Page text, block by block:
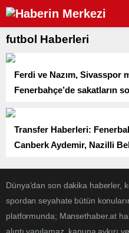
futbol Haberleri
Ferdi ve Nazım, Sivasspor
Fenerbahçe’de sakatların
Transfer Haberleri:
Canberk Aydemir, Nazilli
Dünya’dan son dakika haberler,
spordan seyahate bütün
platformunda; Mansethaber.at